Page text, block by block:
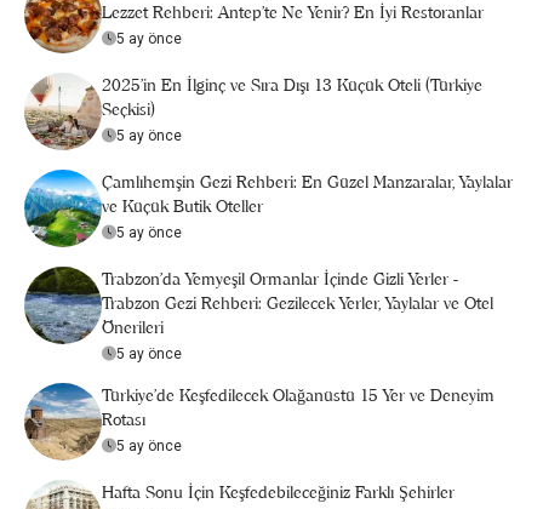
Lezzet Rehberi: Antep’te Ne Yenir? En İyi Restoranlar
5 ay önce
2025’in En İlginç ve Sıra Dışı 13 Küçük Oteli (Türkiye
Seçkisi)
5 ay önce
Çamlıhemşin Gezi Rehberi: En Güzel Manzaralar, Yaylalar
ve Küçük Butik Oteller
5 ay önce
Trabzon'da Yemyeşil Ormanlar İçinde Gizli Yerler -
Trabzon Gezi Rehberi: Gezilecek Yerler, Yaylalar ve Otel
Önerileri
5 ay önce
Türkiye’de Keşfedilecek Olağanüstü 15 Yer ve Deneyim
Rotası
5 ay önce
Hafta Sonu İçin Keşfedebileceğiniz Farklı Şehirler